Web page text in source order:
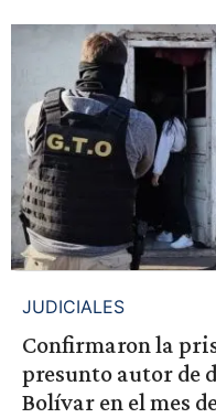
JUDICIALES
Confirmaron la
presunto autor de
Bolívar en el mes